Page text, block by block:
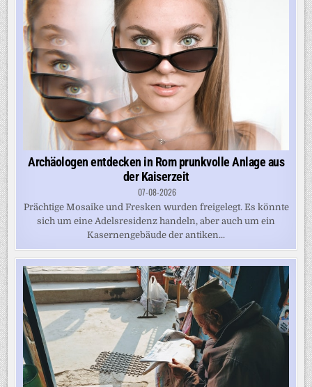
Archäologen entdecken in Rom prunkvolle Anlage aus
der Kaiserzeit
07-08-2026
Prächtige Mosaike und Fresken wurden freigelegt. Es könnte
sich um eine Adelsresidenz handeln, aber auch um ein
Kasernengebäude der antiken...